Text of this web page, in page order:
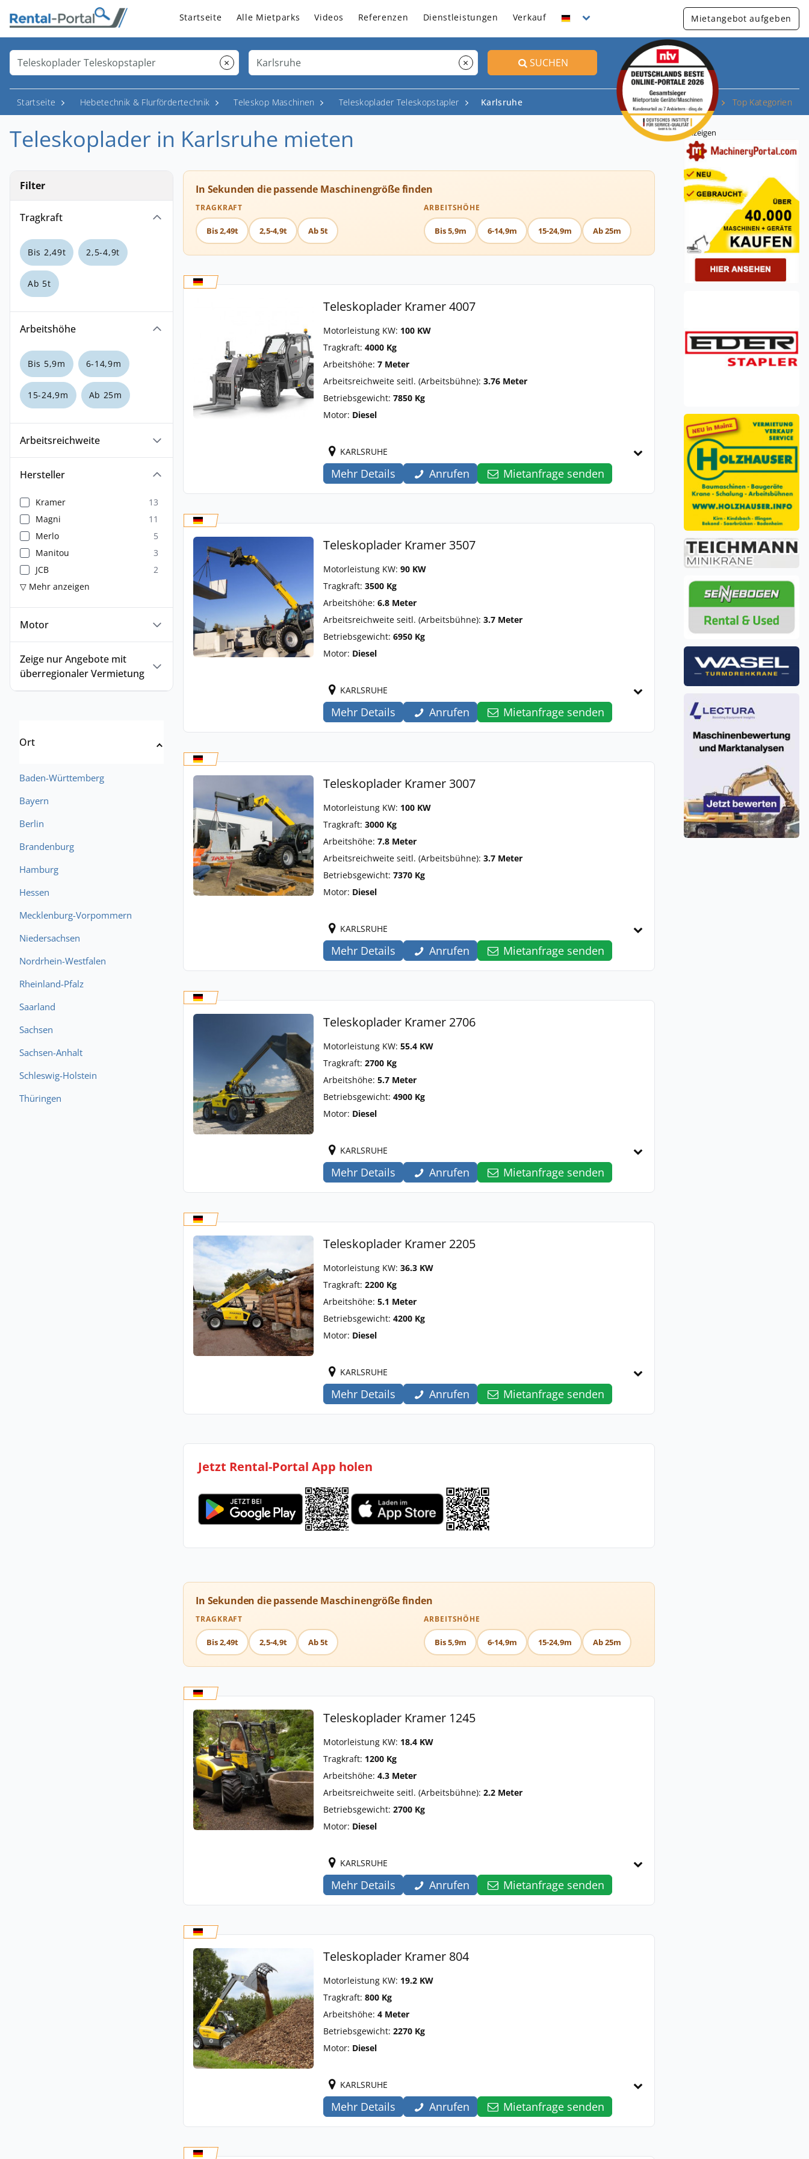
Startseite Alle Mietparks Videos Referenzen Dienstleistungen Verkauf Mietangebot aufgeben
× × SUCHEN
Startseite Hebetechnik & Flurfördertechnik Teleskop Maschinen Teleskoplader Teleskopstapler Karlsruhe Top Kategorien
Teleskoplader in Karlsruhe mieten
Filter
Tragkraft
Bis 2,49t 2,5-4,9t
Ab 5t
Arbeitshöhe
Bis 5,9m 6-14,9m
15-24,9m Ab 25m
Arbeitsreichweite
Hersteller
Kramer
13
Magni
11
Merlo
5
Manitou
3
JCB
2
▽ Mehr anzeigen
Motor
Zeige nur Angebote mit
überregionaler Vermietung
Ort
Baden-Württemberg
Bayern
Berlin
Brandenburg
Hamburg
Hessen
Mecklenburg-Vorpommern
Niedersachsen
Nordrhein-Westfalen
Rheinland-Pfalz
Saarland
Sachsen
Sachsen-Anhalt
Schleswig-Holstein
Thüringen
In Sekunden die passende Maschinengröße finden
TRAGKRAFT
Bis 2,49t 2,5-4,9t Ab 5t
ARBEITSHÖHE
Bis 5,9m 6-14,9m 15-24,9m Ab 25m
Teleskoplader Kramer 4007
Motorleistung KW: 100 KW
Tragkraft: 4000 Kg
Arbeitshöhe: 7 Meter
Arbeitsreichweite seitl. (Arbeitsbühne): 3.76 Meter
Betriebsgewicht: 7850 Kg
Motor: Diesel
KARLSRUHE
Mehr Details Anrufen Mietanfrage senden
Teleskoplader Kramer 3507
Motorleistung KW: 90 KW
Tragkraft: 3500 Kg
Arbeitshöhe: 6.8 Meter
Arbeitsreichweite seitl. (Arbeitsbühne): 3.7 Meter
Betriebsgewicht: 6950 Kg
Motor: Diesel
KARLSRUHE
Mehr Details Anrufen Mietanfrage senden
Teleskoplader Kramer 3007
Motorleistung KW: 100 KW
Tragkraft: 3000 Kg
Arbeitshöhe: 7.8 Meter
Arbeitsreichweite seitl. (Arbeitsbühne): 3.7 Meter
Betriebsgewicht: 7370 Kg
Motor: Diesel
KARLSRUHE
Mehr Details Anrufen Mietanfrage senden
Teleskoplader Kramer 2706
Motorleistung KW: 55.4 KW
Tragkraft: 2700 Kg
Arbeitshöhe: 5.7 Meter
Betriebsgewicht: 4900 Kg
Motor: Diesel
KARLSRUHE
Mehr Details Anrufen Mietanfrage senden
Teleskoplader Kramer 2205
Motorleistung KW: 36.3 KW
Tragkraft: 2200 Kg
Arbeitshöhe: 5.1 Meter
Betriebsgewicht: 4200 Kg
Motor: Diesel
KARLSRUHE
Mehr Details Anrufen Mietanfrage senden
Jetzt Rental-Portal App holen
In Sekunden die passende Maschinengröße finden
TRAGKRAFT
Bis 2,49t 2,5-4,9t Ab 5t
ARBEITSHÖHE
Bis 5,9m 6-14,9m 15-24,9m Ab 25m
Teleskoplader Kramer 1245
Motorleistung KW: 18.4 KW
Tragkraft: 1200 Kg
Arbeitshöhe: 4.3 Meter
Arbeitsreichweite seitl. (Arbeitsbühne): 2.2 Meter
Betriebsgewicht: 2700 Kg
Motor: Diesel
KARLSRUHE
Mehr Details Anrufen Mietanfrage senden
Teleskoplader Kramer 804
Motorleistung KW: 19.2 KW
Tragkraft: 800 Kg
Arbeitshöhe: 4 Meter
Betriebsgewicht: 2270 Kg
Motor: Diesel
KARLSRUHE
Mehr Details Anrufen Mietanfrage senden
Anzeigen